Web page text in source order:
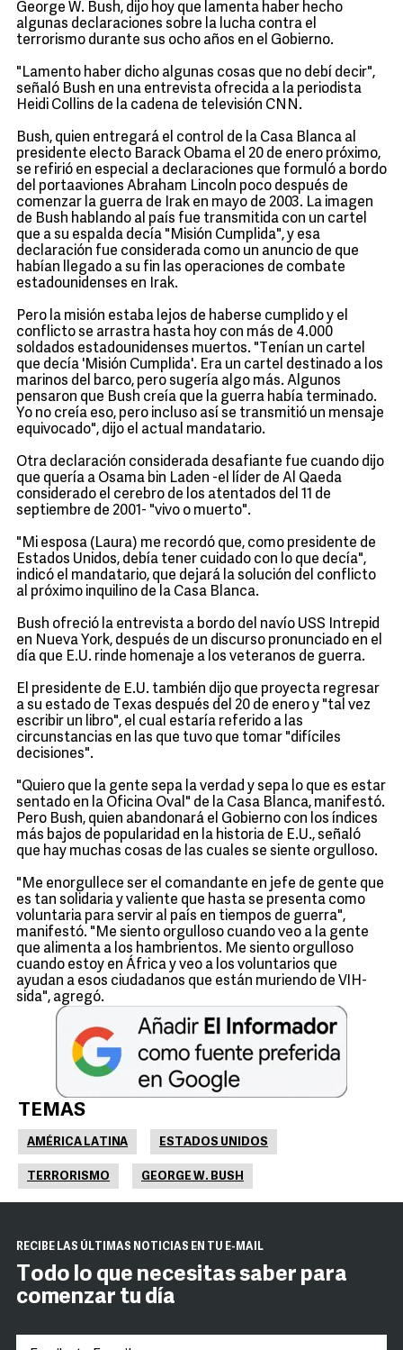
George W. Bush, dijo hoy que lamenta haber hecho
algunas declaraciones sobre la lucha contra el
terrorismo durante sus ocho años en el Gobierno.
"Lamento haber dicho algunas cosas que no debí decir",
señaló Bush en una entrevista ofrecida a la periodista
Heidi Collins de la cadena de televisión CNN.
Bush, quien entregará el control de la Casa Blanca al
presidente electo Barack Obama el 20 de enero próximo,
se refirió en especial a declaraciones que formuló a bordo
del portaaviones Abraham Lincoln poco después de
comenzar la guerra de Irak en mayo de 2003. La imagen
de Bush hablando al país fue transmitida con un cartel
que a su espalda decía "Misión Cumplida", y esa
declaración fue considerada como un anuncio de que
habían llegado a su fin las operaciones de combate
estadounidenses en Irak.
Pero la misión estaba lejos de haberse cumplido y el
conflicto se arrastra hasta hoy con más de 4.000
soldados estadounidenses muertos. "Tenían un cartel
que decía 'Misión Cumplida'. Era un cartel destinado a los
marinos del barco, pero sugería algo más. Algunos
pensaron que Bush creía que la guerra había terminado.
Yo no creía eso, pero incluso así se transmitió un mensaje
equivocado", dijo el actual mandatario.
Otra declaración considerada desafiante fue cuando dijo
que quería a Osama bin Laden -el líder de Al Qaeda
considerado el cerebro de los atentados del 11 de
septiembre de 2001- "vivo o muerto".
"Mi esposa (Laura) me recordó que, como presidente de
Estados Unidos, debía tener cuidado con lo que decía",
indicó el mandatario, que dejará la solución del conflicto
al próximo inquilino de la Casa Blanca.
Bush ofreció la entrevista a bordo del navío USS Intrepid
en Nueva York, después de un discurso pronunciado en el
día que E.U. rinde homenaje a los veteranos de guerra.
El presidente de E.U. también dijo que proyecta regresar
a su estado de Texas después del 20 de enero y "tal vez
escribir un libro", el cual estaría referido a las
circunstancias en las que tuvo que tomar "difíciles
decisiones".
"Quiero que la gente sepa la verdad y sepa lo que es estar
sentado en la Oficina Oval" de la Casa Blanca, manifestó.
Pero Bush, quien abandonará el Gobierno con los índices
más bajos de popularidad en la historia de E.U., señaló
que hay muchas cosas de las cuales se siente orgulloso.
"Me enorgullece ser el comandante en jefe de gente que
es tan solidaria y valiente que hasta se presenta como
voluntaria para servir al país en tiempos de guerra",
manifestó. "Me siento orgulloso cuando veo a la gente
que alimenta a los hambrientos. Me siento orgulloso
cuando estoy en África y veo a los voluntarios que
ayudan a esos ciudadanos que están muriendo de VIH-
sida", agregó.
TEMAS
AMÉRICA LATINA ESTADOS UNIDOS
TERRORISMO GEORGE W. BUSH
RECIBE LAS ÚLTIMAS NOTICIAS EN TU E-MAIL
Todo lo que necesitas saber para
comenzar tu día